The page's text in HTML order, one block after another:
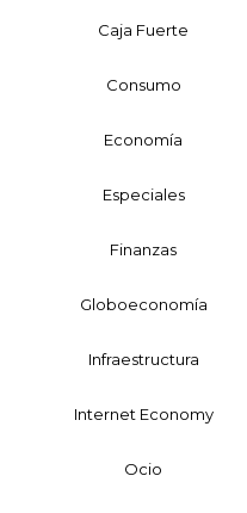
Caja Fuerte
Consumo
Economía
Especiales
Finanzas
Globoeconomía
Infraestructura
Internet Economy
Ocio